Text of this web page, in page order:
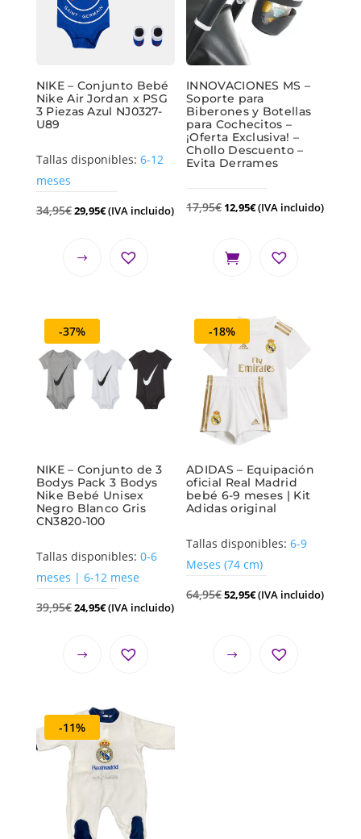
NIKE – Conjunto Bebé
Nike Air Jordan x PSG
3 Piezas Azul NJ0327-
U89
Tallas disponibles: 6-12
meses
34,95€29,95€(IVA incluido)
INNOVACIONES MS –
Soporte para
Biberones y Botellas
para Cochecitos –
¡Oferta Exclusiva! –
Chollo Descuento –
Evita Derrames
17,95€ 12,95€(IVA incluido)
-37%
NIKE – Conjunto de 3
Bodys Pack 3 Bodys
Nike Bebé Unisex
Negro Blanco Gris
CN3820-100
Tallas disponibles: 0-6
meses | 6-12 mese
39,95€24,95€(IVA incluido)
-18%
ADIDAS – Equipación
oficial Real Madrid
bebé 6-9 meses | Kit
Adidas original
Tallas disponibles:6-9
Meses (74 cm)
64,95€52,95€(IVA incluido)
-11%